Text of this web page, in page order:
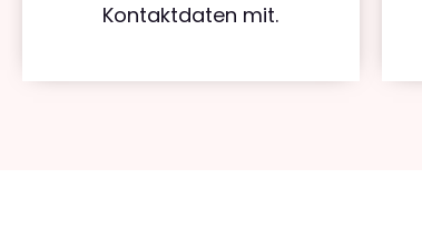
Kontaktdaten mit.